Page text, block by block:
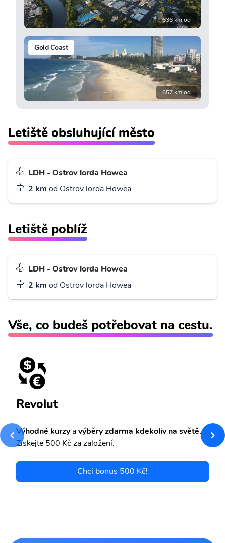
636 km od
Gold Coast
657 km od
Letiště obsluhující město
LDH - Ostrov lorda Howea
2 km od Ostrov lorda Howea
Letiště poblíž
LDH - Ostrov lorda Howea
2 km od Ostrov lorda Howea
Vše, co budeš potřebovat na cestu.
Revolut
Výhodné kurzyavýběry zdarma kdekoliv na světě.
Získejte 500 Kč za založení.
Chci bonus 500 Kč!